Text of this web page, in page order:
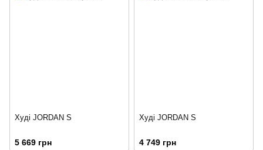
Худі JORDAN S
5 669 грн
Худі JORDAN S
4 749 грн